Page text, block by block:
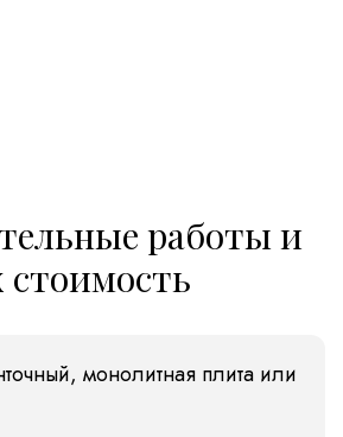
работы и
стоимость
монолитная плита или